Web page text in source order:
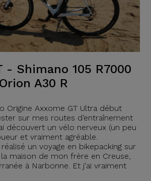
- Shimano 105 R7000
A30 R
Origine Axxome GT Ultra début
sur mes routes d’entraînement
découvert un vélo nerveux (un peu
et vraiment agréable.
un voyage en bikepacking sur
maison de mon frère en Creuse,
à Narbonne. Et j'ai vraiment